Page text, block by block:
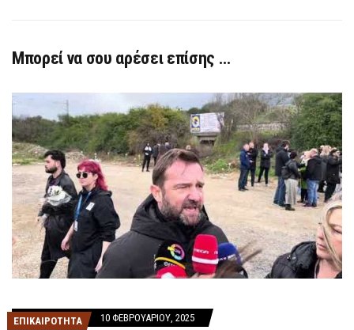
Μπορεί να σου αρέσει επίσης …
ΕΠΙΚΑΙΡΟΤΗΤΑ 10 ΦΕΒΡΟΥΑΡΊΟΥ, 2025